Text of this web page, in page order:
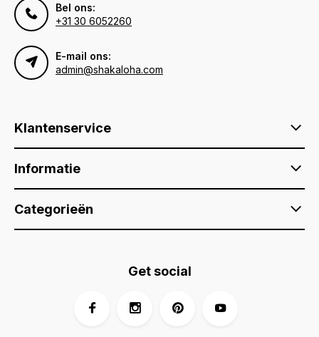
Bel ons:
+31 30 6052260
E-mail ons:
admin@shakaloha.com
Klantenservice
Informatie
Categorieën
Get social